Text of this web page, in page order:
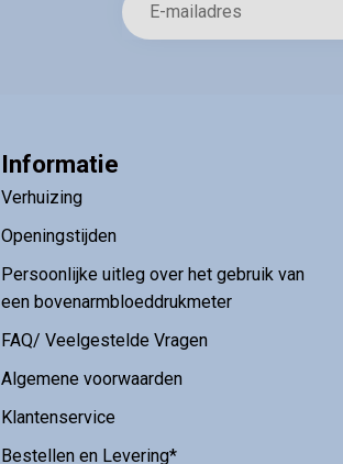
Informatie
Verhuizing
Openingstijden
Persoonlijke uitleg over het gebruik van
een bovenarmbloeddrukmeter
FAQ/ Veelgestelde Vragen
Algemene voorwaarden
Klantenservice
Bestellen en Levering*